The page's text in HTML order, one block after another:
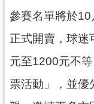
參賽名單將於
正式開賣，球迷
元至1200元不
票活動」，並優